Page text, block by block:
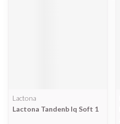
Lactona
Lactona Tandenb Iq Soft 1